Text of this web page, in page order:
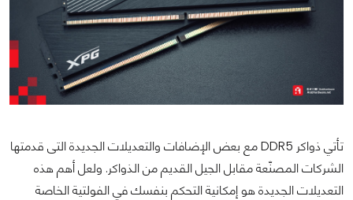
تأتي ذواكر DDR5 مع بعض الإضافات والتعديلات الجديدة التى قدمتها
الشركات المصنّعة مقابل الجيل القديم من الذواكر. ولعل أهم هذه
التعديلات الجديدة هو إمكانية التحكم بنفسك في الفولتية الخاصة